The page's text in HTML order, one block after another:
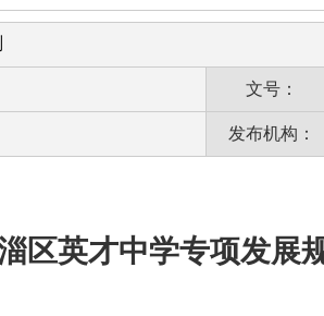
文号：
发布机构：
区英才中学专项发展